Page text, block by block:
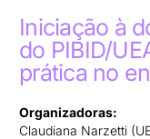
Iniciação à
do PIBID/
prática no
Organizadoras:
Claudiana Narzetti